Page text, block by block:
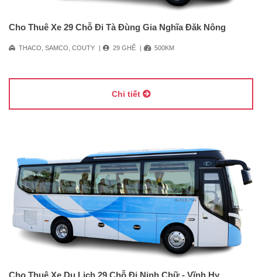
Cho Thuê Xe 29 Chỗ Đi Tà Đùng Gia Nghĩa Đăk Nông
THACO, SAMCO, COUTY 29 GHẾ 500KM
Chi tiết
Cho Thuê Xe Du Lịch 29 Chỗ Đi Ninh Chữ - Vĩnh Hy